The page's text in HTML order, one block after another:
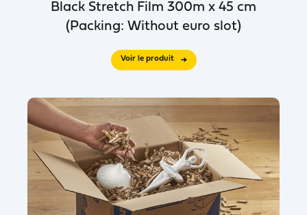
Black Stretch Film 300m x 45 cm
(Packing: Without euro slot)
Voir le produit